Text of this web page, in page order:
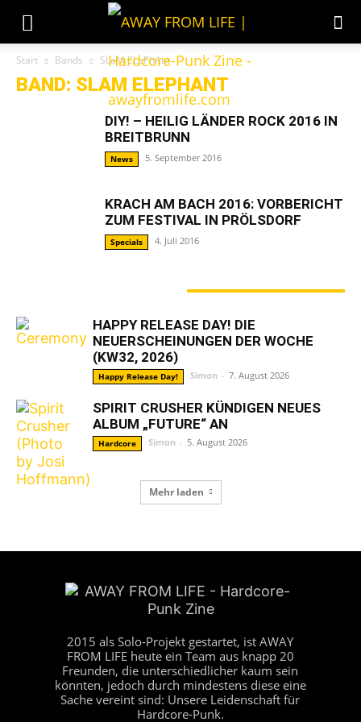
Start Bands SLaM ELePhAnt
BAND: SLAM ELEPHANT
DIY! – HEILIG LÄNDER ROCK 2016 IN
BREITBRUNN
News 5. September 2016
KRACH AM BACH 2016: VORBERICHT
ZUM FESTIVAL IN PRÖLSDORF
Specials 4. Juli 2016
HAPPY RELEASE DAY! DIE
NEUERSCHEINUNGEN DER WOCHE
(KW32, 2026)
Happy Release Day! Simon - 7. August 2026
SPIRIT CRUSHER KÜNDIGEN NEUES
ALBUM „FUTURE“ AN
Hardcore Simon - 5. August 2026
Mehr laden
2015 als Solo-Projekt gestartet, ist AWAY
FROM LIFE heute ein Team aus knapp 20
Freunden, die unterschiedlicher kaum sein
könnten, jedoch durch mindestens diese eine
Sache vereint sind: Unsere Leidenschaft für
Hardcore-Punk.